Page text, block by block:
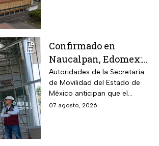
Confirmado en
Naucalpan, Edomex:
la Línea 3 del
Mexicable llega al
71,4% de avance y
anuncian cuándo
Autoridades de la Secretaría
de Movilidad del Estado de
México anticipan que el
transporte teleférico reducirá
07 agosto, 2026